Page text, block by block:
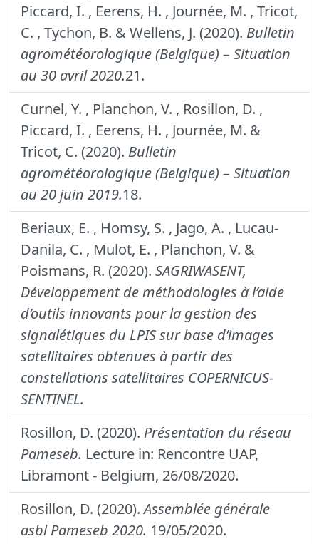
Piccard, I. , Eerens, H. , Journée, M. , Tricot,
C. , Tychon, B. & Wellens, J. (2020). Bulletin
agrométéorologique (Belgique) – Situation
au 30 avril 2020.21.
Curnel, Y. , Planchon, V. , Rosillon, D. ,
Piccard, I. , Eerens, H. , Journée, M. &
Tricot, C. (2020). Bulletin
agrométéorologique (Belgique) – Situation
au 20 juin 2019.18.
Beriaux, E. , Homsy, S. , Jago, A. , Lucau-
Danila, C. , Mulot, E. , Planchon, V. &
Poismans, R. (2020). SAGRIWASENT,
Développement de méthodologies à l’aide
d’outils innovants pour la gestion des
signalétiques du LPIS sur base d’images
satellitaires obtenues à partir des
constellations satellitaires COPERNICUS-
SENTINEL.
Rosillon, D. (2020). Présentation du réseau
Pameseb. Lecture in: Rencontre UAP,
Libramont - Belgium, 26/08/2020.
Rosillon, D. (2020).Assemblée générale
asbl Pameseb 2020. 19/05/2020.